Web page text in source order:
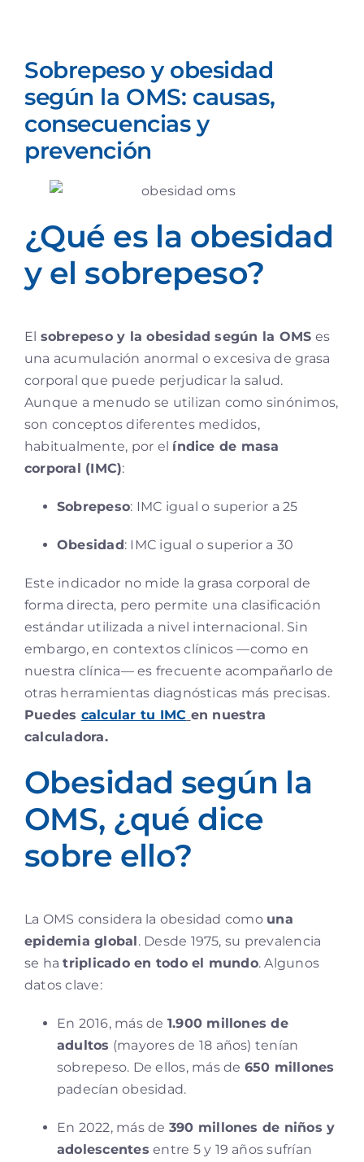
Sobrepeso y obesidad
según la OMS: causas,
consecuencias y
prevención
¿Qué es la obesidad
y el sobrepeso?
El sobrepeso y la obesidad según la OMS es
una acumulación anormal o excesiva de grasa
corporal que puede perjudicar la salud.
Aunque a menudo se utilizan como sinónimos,
son conceptos diferentes medidos,
habitualmente, por el índice de masa
corporal (IMC):
Sobrepeso: IMC igual o superior a 25
Obesidad: IMC igual o superior a 30
Este indicador no mide la grasa corporal de
forma directa, pero permite una clasificación
estándar utilizada a nivel internacional. Sin
embargo, en contextos clínicos —como en
nuestra clínica— es frecuente acompañarlo de
otras herramientas diagnósticas más precisas.
Puedes calcular tu IMC en nuestra
calculadora.
Obesidad según la
OMS, ¿qué dice
sobre ello?
La OMS considera la obesidad como una
epidemia global. Desde 1975, su prevalencia
se hatriplicado en todo el mundo. Algunos
datos clave:
En 2016, más de 1.900 millones de
adultos (mayores de 18 años) tenían
sobrepeso. De ellos, más de 650 millones
padecían obesidad.
En 2022, más de 390 millones de niños y
adolescentes entre 5 y 19 años sufrían